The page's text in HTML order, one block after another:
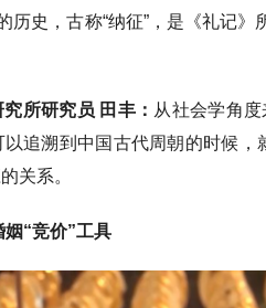
历史，古称“纳征”，是《礼记
所研究员 田丰： 从社会学角
追溯到中国古代周朝的时候，
关系。
“竞价”工具